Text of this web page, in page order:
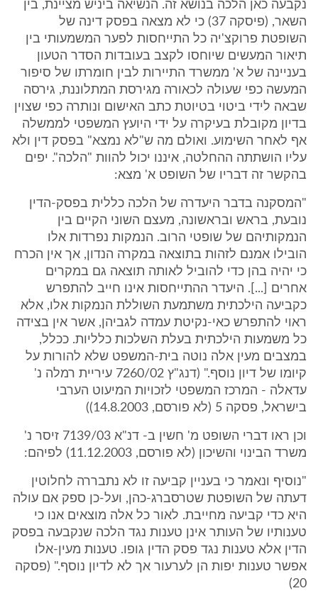
נקבעה כאן הלכה בנושא זה. הנשיאה ביניש מציינת, בין
השאר, (פיסקה 37) כי לא מצאה בפסק דינה של
השופטת פרוקצ'יה כל התייחסות לפער המשמעותי בין
תיאור המעשים שיוחסו לקצב בעובדות הסדר הטעון
בעניינה של א' ממשרד התיירות לבין חומרתו של סיפור
המעשה כפי שעולה לכאורה מגירסת המתלוננת, גירסה
שבאה לידי ביטוי בטיוטת כתב האישום ונותרה כפי שצוין
בדיון מקובלת בעיקרה על ידי היועץ המשפטי לממשלה
אף לאחר השימוע. ואולם מה ש"לא נמצא" בפסק דין ולא
עליו הושתתה ההחלטה, איננו יכול להוות "הלכה". יפים
בהקשר זה דבריו של השופט א' מצא:
"המסקנה בדבר היעדרה של הלכה כללית בפסק-הדין
נובעת, בראש ובראשונה, מעצם השוני הקיים בין
הנמקותיהם של שופטי הרוב. הנמקות נפרדות אלו
הובילו אמנם לזהות בתוצאה במקרה הנדון, אך אין הכרח
כי יהיה בהן כדי להוביל לאותה תוצאה גם במקרים
אחרים [...]. היעדר ההתייחסות אינו חייב להתפרש
כקביעה הילכתית משתמעת השוללת הנמקות אלו, אלא
ראוי להתפרש כאי-נקיטת עמדה לגביהן, אשר אין בצידה
כל משמעות הילכתית בעלת השלכות כלליות. ככלל,
במצבים מעין אלה נוטה בית-המשפט שלא להורות על
קיומו של דיון נוסף." (דנג"ץ 7260/02 עיריית רמלה נ'
עדאלה - המרכז המשפטי לזכויות המיעוט הערבי
בישראל, פסקה 5 (לא פורסם, 14.8.2003))
וכן ראו דברי השופט מ' חשין ב- דנ"א 7139/03 זיסר נ'
משרד הבינוי והשיכון (לא פורסם, 11.12.2003) לפיהם:
"נוסיף ונאמר כי בעניין קביעה זו לא נתבררה לחלוטין
דעתה של השופטת שטרסברג-כהן, ועל-כן ספק אם עולה
היא כדי קביעה מחייבת. לאור כל אלה מוצאים אנו כי
טענותיו של העותר אינן טענות נגד הלכה שנקבעה בפסק
הדין אלא טענות נגד פסק הדין גופו. טענות מעין-אלו
אפשר טענות יפות הן לערעור אך לא לדיון נוסף." (פסקה
20)